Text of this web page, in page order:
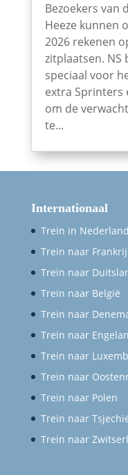
Bezoekers van
Heeze kunnen
2026 rekenen
zitplaatsen.
speciaal voor
extra Sprinters
om de
te...
Internationaal
Trein in Nederland
Trein naar
Trein naar
Trein naar België
Trein naar
Trein naar
Trein naar
Trein naar
Trein naar Polen
Trein naar
Trein naar